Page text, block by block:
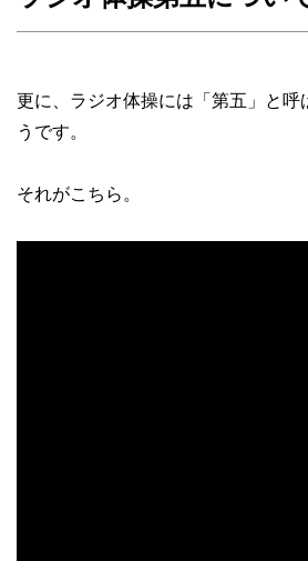
更に、ラジオ体操には「第五」と呼
うです。
それがこちら。